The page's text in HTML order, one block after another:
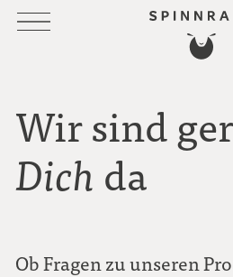
Wir sind
Dich da
Ob Fragen zu unseren